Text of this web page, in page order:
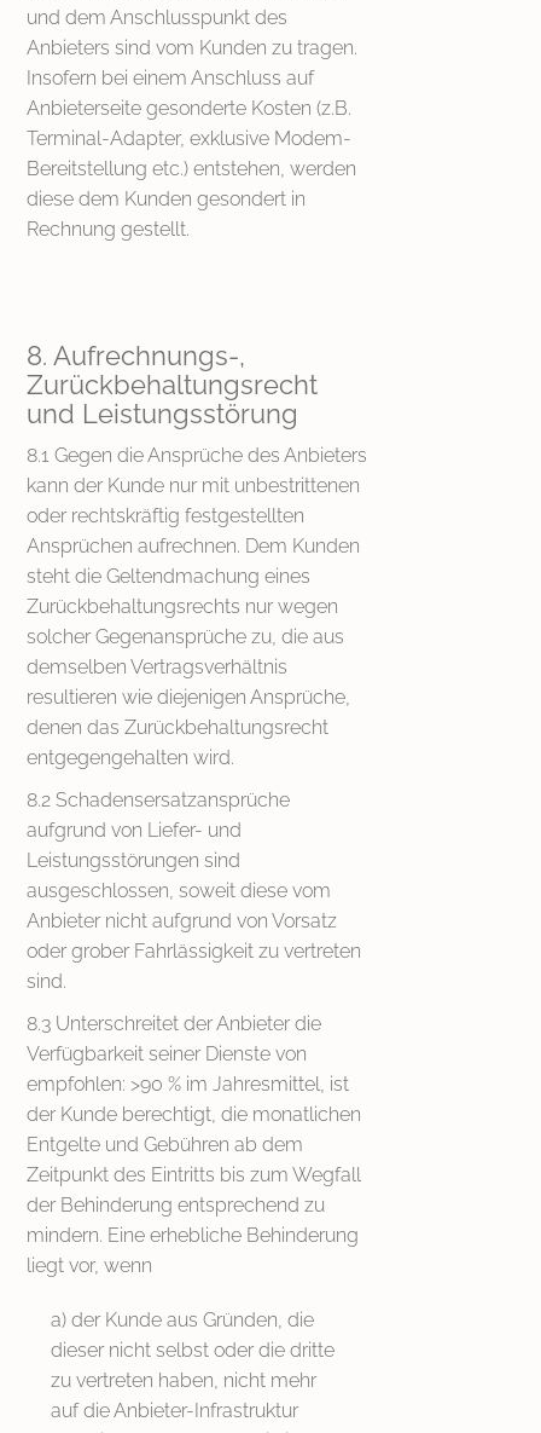
und dem Anschlusspunkt des
Anbieters sind vom Kunden zu tragen.
Insofern bei einem Anschluss auf
Anbieterseite gesonderte Kosten (z.B.
Terminal-Adapter, exklusive Modem-
Bereitstellung etc.) entstehen, werden
diese dem Kunden gesondert in
Rechnung gestellt.
8. Aufrechnungs-,
Zurückbehaltungsrecht
und Leistungsstörung
8.1 Gegen die Ansprüche des Anbieters
kann der Kunde nur mit unbestrittenen
oder rechtskräftig festgestellten
Ansprüchen aufrechnen. Dem Kunden
steht die Geltendmachung eines
Zurückbehaltungsrechts nur wegen
solcher Gegenansprüche zu, die aus
demselben Vertragsverhältnis
resultieren wie diejenigen Ansprüche,
denen das Zurückbehaltungsrecht
entgegengehalten wird.
8.2 Schadensersatzansprüche
aufgrund von Liefer- und
Leistungsstörungen sind
ausgeschlossen, soweit diese vom
Anbieter nicht aufgrund von Vorsatz
oder grober Fahrlässigkeit zu vertreten
sind.
8.3 Unterschreitet der Anbieter die
Verfügbarkeit seiner Dienste von
empfohlen: >90 % im Jahresmittel, ist
der Kunde berechtigt, die monatlichen
Entgelte und Gebühren ab dem
Zeitpunkt des Eintritts bis zum Wegfall
der Behinderung entsprechend zu
mindern. Eine erhebliche Behinderung
liegt vor, wenn
a) der Kunde aus Gründen, die
dieser nicht selbst oder die dritte
zu vertreten haben, nicht mehr
auf die Anbieter-Infrastruktur